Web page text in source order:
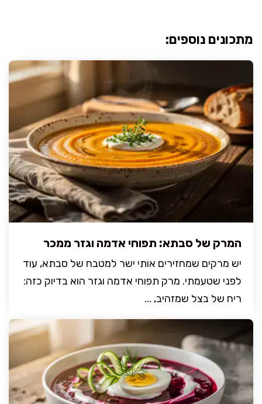
מתכונים נוספים:
המרק של סבתא: תפוחי אדמה וגזר ממכר
יש מרקים שמחזירים אותי ישר למטבח של סבתא, עוד
לפני שטעמתי. מרק תפוחי אדמה וגזר הוא בדיוק כזה:
ריח של בצל שמזהיב, ...